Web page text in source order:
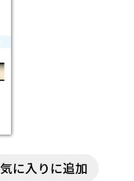
に入りに追加